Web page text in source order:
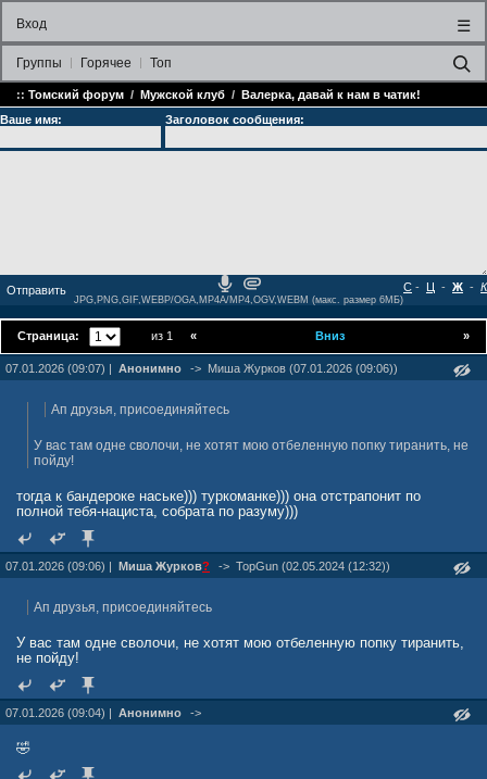
Вход ☰
Группы Горячее Топ
:: Томский форум / Мужской клуб / Валерка, давай к нам в чатик!
Ваше имя:
Заголовок сообщения:
- Ц - Ж - К
С
JPG,PNG,GIF,WEBP/OGA,MP4A/MP4,OGV,WEBM (макс. размер 6МБ)
Страница: из 1 »
« Вниз
07.01.2026 (09:07) | Анонимно -> Миша Журкoв (07.01.2026 (09:06))
Ап друзья, присоединяйтесь
У вас там одне сволочи, не хотят мою отбеленную попку тиранить, не
пойду!
тогда к бандероке наське))) туркоманке))) она отстрапонит по
полной тебя-нациста, собрата по разуму)))
07.01.2026 (09:06) | Миша Журкoв? -> TopGun (02.05.2024 (12:32))
Ап друзья, присоединяйтесь
У вас там одне сволочи, не хотят мою отбеленную попку тиранить,
не пойду!
07.01.2026 (09:04) | Анонимно ->
🤣